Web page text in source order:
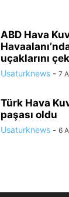
ABD Hava
uçaklarını
Usaturknews - 7
Türk Hava
paşası oldu
Usaturknews - 6